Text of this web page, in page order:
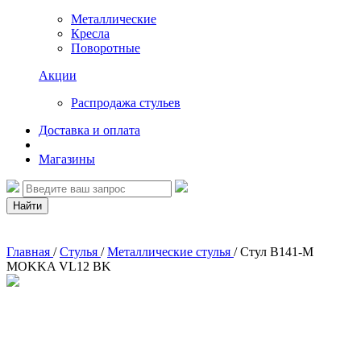
Металлические
Кресла
Поворотные
Акции
Распродажа стульев
Доставка и оплата
Магазины
Найти
Главная / Стулья / Металлические стулья / Стул B141-M
MOKKA VL12 BK